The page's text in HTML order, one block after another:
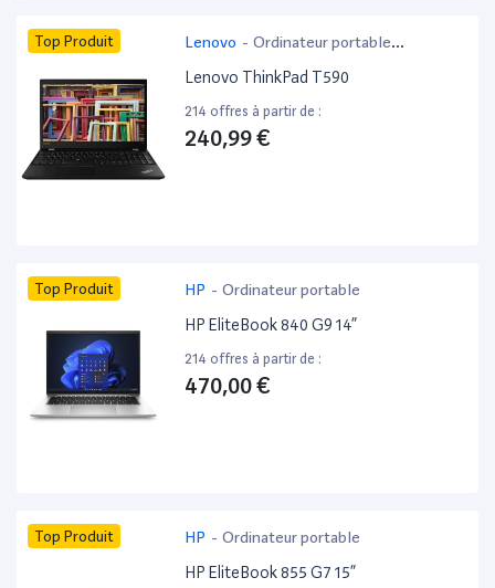
Top Produit Lenovo - Ordinateur portable
bureautique
Lenovo ThinkPad T590
214 offres à partir de :
240,99 €
Top Produit HP - Ordinateur portable
HP EliteBook 840 G9 14”
214 offres à partir de :
470,00 €
Top Produit HP - Ordinateur portable
HP EliteBook 855 G7 15”